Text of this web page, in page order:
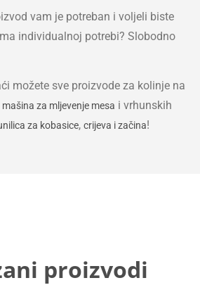
vam je potreban i voljeli biste
individualnoj potrebi? Slobodno
možete sve proizvode za kolinje na
mašina za mljevenje mesa i vrhunskih
za kobasice, crijeva i začina!
proizvodi